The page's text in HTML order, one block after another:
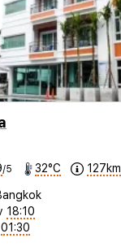
/5 32°C 127km
18:10
01:30